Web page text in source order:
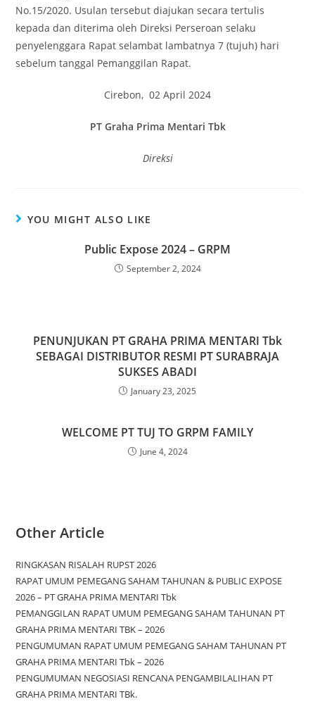
No.15/2020. Usulan tersebut diajukan secara tertulis
kepada dan diterima oleh Direksi Perseroan selaku
penyelenggara Rapat selambat lambatnya 7 (tujuh) hari
sebelum tanggal Pemanggilan Rapat.
Cirebon, 02 April 2024
PT Graha Prima Mentari Tbk
Direksi
YOU MIGHT ALSO LIKE
Public Expose 2024 – GRPM
September 2, 2024
PENUNJUKAN PT GRAHA PRIMA MENTARI Tbk
SEBAGAI DISTRIBUTOR RESMI PT SURABRAJA
SUKSES ABADI
January 23, 2025
WELCOME PT TUJ TO GRPM FAMILY
June 4, 2024
Other Article
RINGKASAN RISALAH RUPST 2026
RAPAT UMUM PEMEGANG SAHAM TAHUNAN & PUBLIC EXPOSE
2026 – PT GRAHA PRIMA MENTARI Tbk
PEMANGGILAN RAPAT UMUM PEMEGANG SAHAM TAHUNAN PT
GRAHA PRIMA MENTARI TBK – 2026
PENGUMUMAN RAPAT UMUM PEMEGANG SAHAM TAHUNAN PT
GRAHA PRIMA MENTARI Tbk – 2026
PENGUMUMAN NEGOSIASI RENCANA PENGAMBILALIHAN PT
GRAHA PRIMA MENTARI TBk.